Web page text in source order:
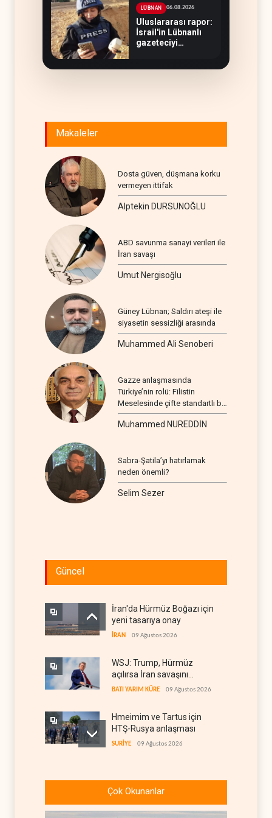
LÜBNAN 06.08.2026
Uluslararası rapor:
İsrail'in Lübnanlı
gazeteciyi
Makaleler
Dosta güven, düşmana korku
vermeyen ittifak
Alptekin DURSUNOĞLU
ABD savunma sanayi verileri ile
İran savaşı
Umut Nergisoğlu
Güney Lübnan; Saldırı ateşi ile
siyasetin sessizliği arasında
Muhammed Ali Senoberi
Gazze anlaşmasında
Türkiye’nin rolü: Filistin
Meselesinde çifte standartlı bir
seyir
Muhammed NUREDDİN
Sabra-Şatila’yı hatırlamak
neden önemli?
Selim Sezer
Güncel
İran'da Hürmüz Boğazı için
yeni tasarıya onay
İRAN 09 Ağustos 2026
WSJ: Trump, Hürmüz
açılırsa İran savaşını
bitirmeye hazır
BATI YARIM KÜRE 09 Ağustos 2026
Hmeimim ve Tartus için
HTŞ-Rusya anlaşması
SURİYE 09 Ağustos 2026
çöpe attı
Çok Okunanlar